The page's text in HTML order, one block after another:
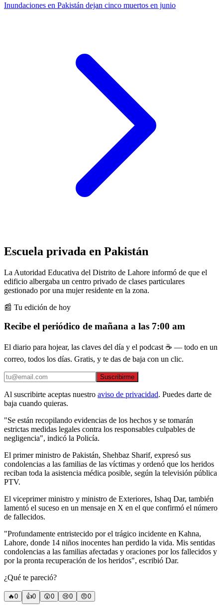
Inundaciones en Pakistán dejan cinco muertos en junio
Escuela privada en Pakistán
La Autoridad Educativa del Distrito de Lahore informó de que el
edificio albergaba un centro privado de clases particulares
gestionado por una mujer residente en la zona.
📰 Tu edición de hoy
Recibe el periódico de mañana a las 7:00 am
El diario para hojear, las claves del día y el podcast ☕ — todo en un
correo, todos los días. Gratis, y te das de baja con un clic.
Suscribirme
Al suscribirte aceptas nuestro aviso de privacidad. Puedes darte de
baja cuando quieras.
"Se están recopilando evidencias de los hechos y se tomarán
estrictas medidas legales contra los responsables culpables de
negligencia", indicó la Policía.
El primer ministro de Pakistán, Shehbaz Sharif, expresó sus
condolencias a las familias de las víctimas y ordenó que los heridos
reciban toda la asistencia médica posible, según la televisión pública
PTV.
El viceprimer ministro y ministro de Exteriores, Ishaq Dar, también
lamentó el suceso en un mensaje en X en el que confirmó el número
de fallecidos.
"Profundamente entristecido por el trágico incidente en Kahna,
Lahore, donde 14 niños inocentes han perdido la vida. Mis sentidas
condolencias a las familias afectadas y oraciones por los fallecidos y
por la pronta recuperación de los heridos", escribió Dar.
¿Qué te pareció?
🔥0 👍0 😲0 😢0 😠0